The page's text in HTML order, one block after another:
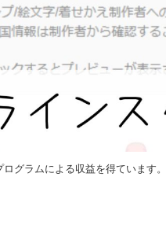
グラムによる収益を得ています。